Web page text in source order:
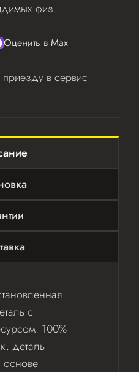
физ.
Оценить в Мах
в сервис
с
100%
деталь